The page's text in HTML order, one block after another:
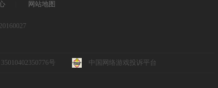
网站地图
号 中国网络游戏投诉平台